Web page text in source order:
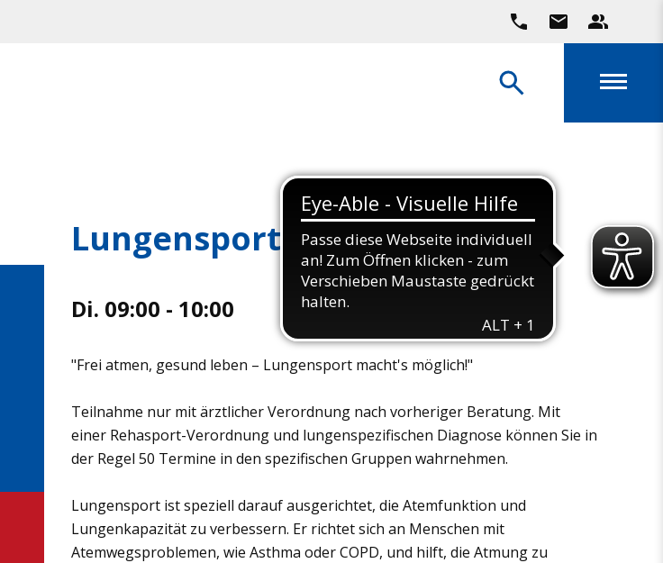
Lungensport
Di. 09:00 - 10:00
"Frei atmen, gesund leben – Lungensport macht's möglich!"
Teilnahme nur mit ärztlicher Verordnung nach vorheriger Beratung. Mit
einer Rehasport-Verordnung und lungenspezifischen Diagnose können Sie in
der Regel 50 Termine in den spezifischen Gruppen wahrnehmen.
Lungensport ist speziell darauf ausgerichtet, die Atemfunktion und
Lungenkapazität zu verbessern. Er richtet sich an Menschen mit
Atemwegsproblemen, wie Asthma oder COPD, und hilft, die Atmung zu